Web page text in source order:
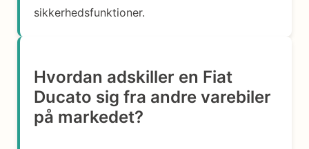
sikkerhedsfunktioner.
Hvordan adskiller en Fiat
Ducato sig fra andre varebiler
på markedet?